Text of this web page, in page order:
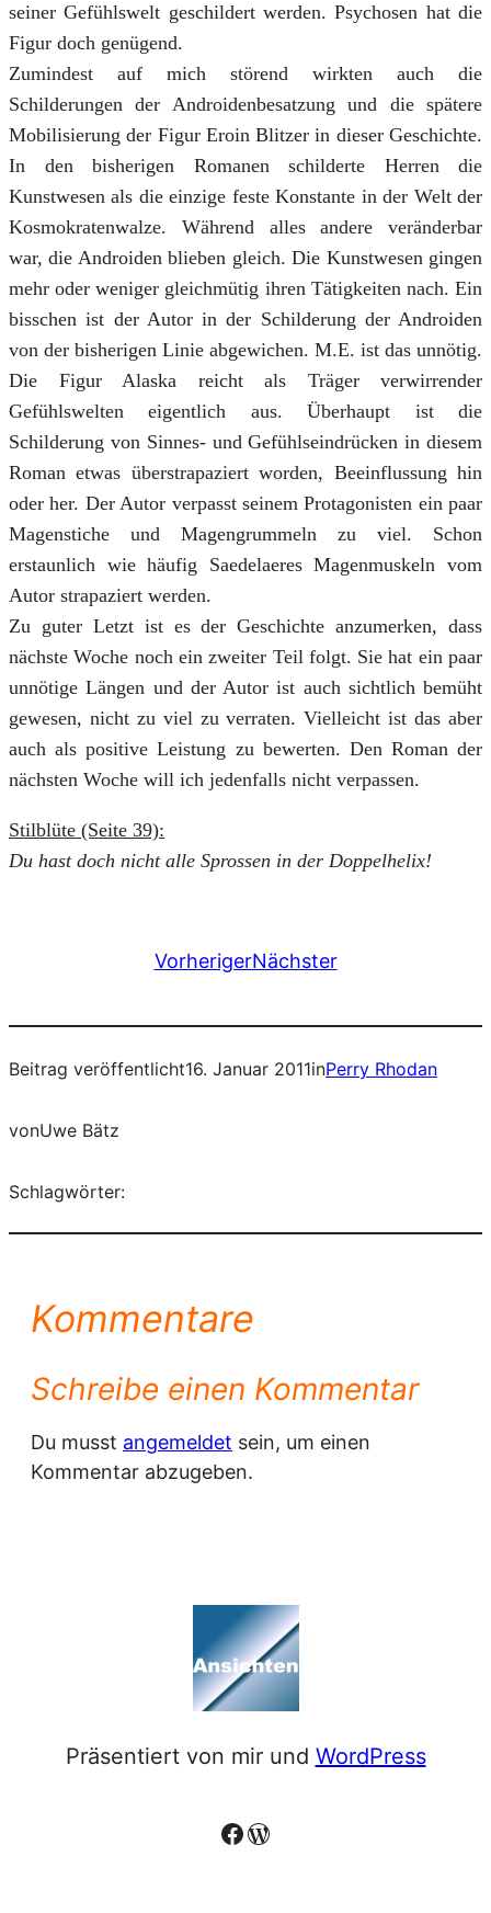
seiner Gefühlswelt geschildert werden. Psychosen hat die
Figur doch genügend.
Zumindest auf mich störend wirkten auch die
Schilderungen der Androidenbesatzung und die spätere
Mobilisierung der Figur Eroin Blitzer in dieser Geschichte.
In den bisherigen Romanen schilderte Herren die
Kunstwesen als die einzige feste Konstante in der Welt der
Kosmokratenwalze. Während alles andere veränderbar
war, die Androiden blieben gleich. Die Kunstwesen gingen
mehr oder weniger gleichmütig ihren Tätigkeiten nach. Ein
bisschen ist der Autor in der Schilderung der Androiden
von der bisherigen Linie abgewichen. M.E. ist das unnötig.
Die Figur Alaska reicht als Träger verwirrender
Gefühlswelten eigentlich aus. Überhaupt ist die
Schilderung von Sinnes- und Gefühlseindrücken in diesem
Roman etwas überstrapaziert worden, Beeinflussung hin
oder her. Der Autor verpasst seinem Protagonisten ein paar
Magenstiche und Magengrummeln zu viel. Schon
erstaunlich wie häufig Saedelaeres Magenmuskeln vom
Autor strapaziert werden.
Zu guter Letzt ist es der Geschichte anzumerken, dass
nächste Woche noch ein zweiter Teil folgt. Sie hat ein paar
unnötige Längen und der Autor ist auch sichtlich bemüht
gewesen, nicht zu viel zu verraten. Vielleicht ist das aber
auch als positive Leistung zu bewerten. Den Roman der
nächsten Woche will ich jedenfalls nicht verpassen.
Stilblüte (Seite 39):
Du hast doch nicht alle Sprossen in der Doppelhelix!
VorherigerNächster
Beitrag veröffentlicht16. Januar 2011inPerry Rhodan
vonUwe Bätz
Schlagwörter:
Kommentare
Schreibe einen Kommentar
Du musst angemeldet sein, um einen
Kommentar abzugeben.
Präsentiert von mir und WordPress
Facebook
WordPress